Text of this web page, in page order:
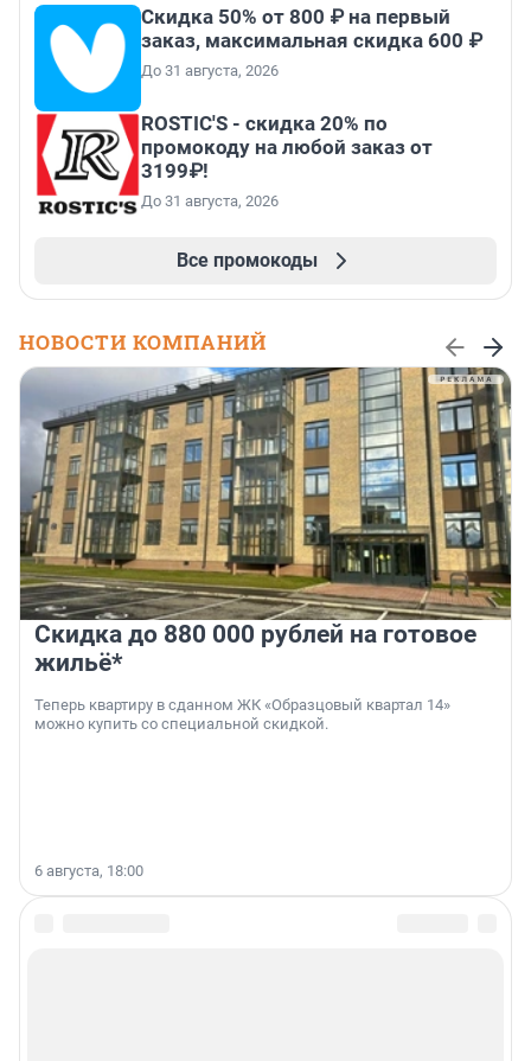
Скидка 50% от 800 ₽ на первый
заказ, максимальная скидка 600 ₽
До 31 августа, 2026
ROSTIC'S - скидка 20% по
промокоду на любой заказ от
3199₽!
До 31 августа, 2026
Все промокоды
НОВОСТИ КОМПАНИЙ
Скидка до 880 000 рублей на готовое
жильё*
Теперь квартиру в сданном ЖК «Образцовый квартал 14»
можно купить со специальной скидкой.
6 августа, 18:00